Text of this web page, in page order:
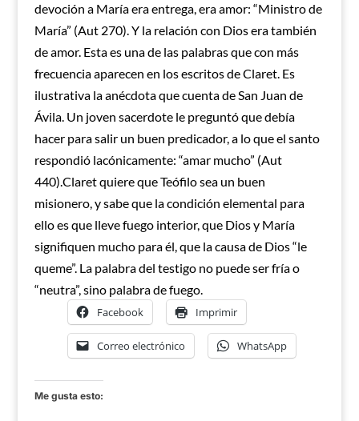
devoción a María era entrega, era amor: “Ministro de
María” (Aut 270). Y la relación con Dios era también
de amor. Esta es una de las palabras que con más
frecuencia aparecen en los escritos de Claret. Es
ilustrativa la anécdota que cuenta de San Juan de
Ávila. Un joven sacerdote le preguntó que debía
hacer para salir un buen predicador, a lo que el santo
respondió lacónicamente: “amar mucho” (Aut
440).Claret quiere que Teófilo sea un buen
misionero, y sabe que la condición elemental para
ello es que lleve fuego interior, que Dios y María
signifiquen mucho para él, que la causa de Dios “le
queme”. La palabra del testigo no puede ser fría o
“neutra”, sino palabra de fuego.
Facebook Imprimir
Correo electrónico WhatsApp
Me gusta esto: